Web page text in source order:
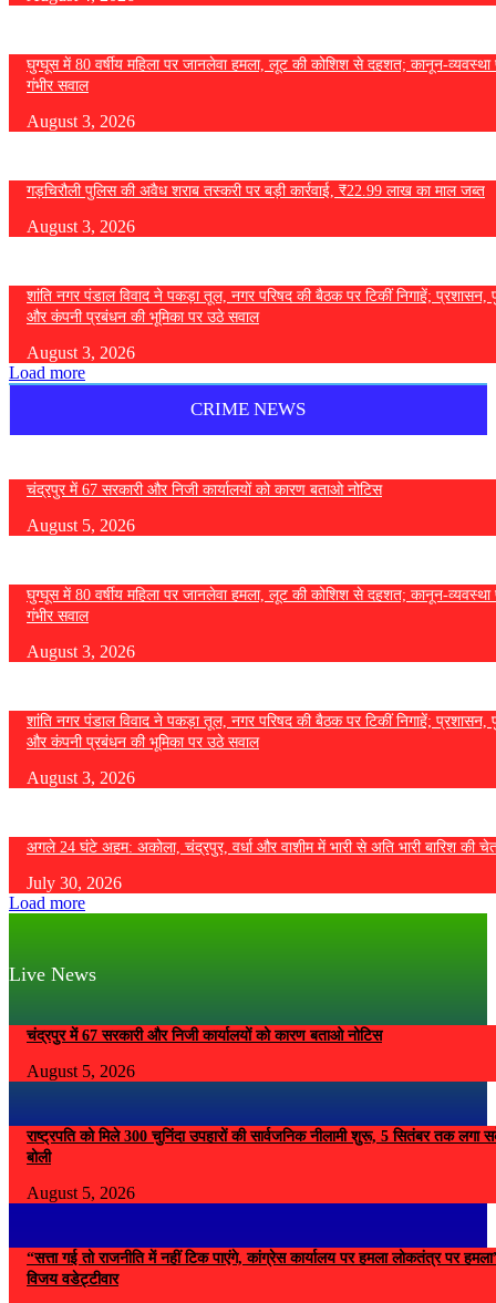
घुग्घूस में 80 वर्षीय महिला पर जानलेवा हमला, लूट की कोशिश से दहशत; कानून-व्यवस्था
गंभीर सवाल
August 3, 2026
गड़चिरौली पुलिस की अवैध शराब तस्करी पर बड़ी कार्रवाई, ₹22.99 लाख का माल जब्त
August 3, 2026
शांति नगर पंडाल विवाद ने पकड़ा तूल, नगर परिषद की बैठक पर टिकीं निगाहें; प्रशासन,
और कंपनी प्रबंधन की भूमिका पर उठे सवाल
August 3, 2026
Load more
CRIME NEWS
चंद्रपुर में 67 सरकारी और निजी कार्यालयों को कारण बताओ नोटिस
August 5, 2026
घुग्घूस में 80 वर्षीय महिला पर जानलेवा हमला, लूट की कोशिश से दहशत; कानून-व्यवस्था
गंभीर सवाल
August 3, 2026
शांति नगर पंडाल विवाद ने पकड़ा तूल, नगर परिषद की बैठक पर टिकीं निगाहें; प्रशासन,
और कंपनी प्रबंधन की भूमिका पर उठे सवाल
August 3, 2026
अगले 24 घंटे अहम: अकोला, चंद्रपुर, वर्धा और वाशीम में भारी से अति भारी बारिश की
July 30, 2026
Load more
Live News
चंद्रपुर में 67 सरकारी और निजी कार्यालयों को कारण बताओ नोटिस
August 5, 2026
राष्ट्रपति को मिले 300 चुनिंदा उपहारों की सार्वजनिक नीलामी शुरू, 5 सितंबर तक लगा
बोली
August 5, 2026
“सत्ता गई तो राजनीति में नहीं टिक पाएंगे, कांग्रेस कार्यालय पर हमला लोकतंत्र पर
विजय वडेट्टीवार